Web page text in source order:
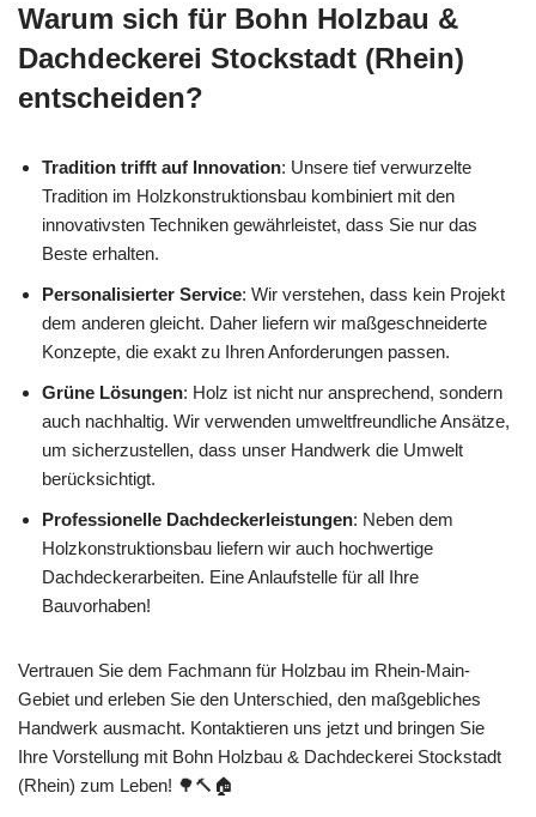
Warum sich für Bohn Holzbau &
Dachdeckerei Stockstadt (Rhein)
entscheiden?
Tradition trifft auf Innovation: Unsere tief verwurzelte
Tradition im Holzkonstruktionsbau kombiniert mit den
innovativsten Techniken gewährleistet, dass Sie nur das
Beste erhalten.
Personalisierter Service: Wir verstehen, dass kein Projekt
dem anderen gleicht. Daher liefern wir maßgeschneiderte
Konzepte, die exakt zu Ihren Anforderungen passen.
Grüne Lösungen: Holz ist nicht nur ansprechend, sondern
auch nachhaltig. Wir verwenden umweltfreundliche Ansätze,
um sicherzustellen, dass unser Handwerk die Umwelt
berücksichtigt.
Professionelle Dachdeckerleistungen: Neben dem
Holzkonstruktionsbau liefern wir auch hochwertige
Dachdeckerarbeiten. Eine Anlaufstelle für all Ihre
Bauvorhaben!
Vertrauen Sie dem Fachmann für Holzbau im Rhein-Main-
Gebiet und erleben Sie den Unterschied, den maßgebliches
Handwerk ausmacht. Kontaktieren uns jetzt und bringen Sie
Ihre Vorstellung mit Bohn Holzbau & Dachdeckerei Stockstadt
(Rhein) zum Leben! 🌳🔨🏠